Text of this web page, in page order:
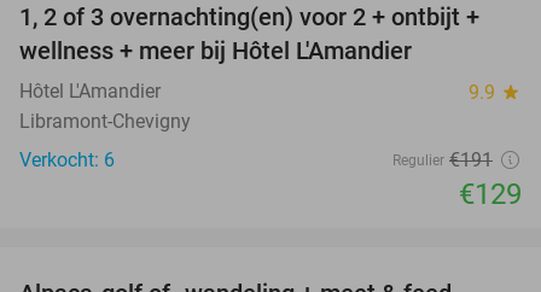
32%
TODAY
1, 2 of 3 overnachting(en) voor 2 + ontbijt +
wellness + meer bij Hôtel L'Amandier
Hôtel L'Amandier 9.9 star
Libramont-Chevigny
Verkocht: 6
Regulier €191
€129